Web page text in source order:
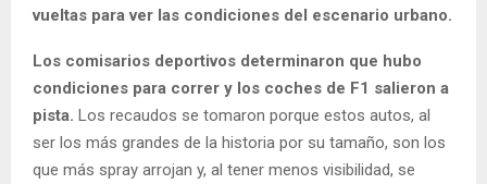
vueltas para ver las condiciones del escenario urbano.
Los comisarios deportivos determinaron que hubo
condiciones para correr y los coches de F1 salieron a
pista. Los recaudos se tomaron porque estos autos, al
ser los más grandes de la historia por su tamaño, son los
que más spray arrojan y, al tener menos visibilidad, se